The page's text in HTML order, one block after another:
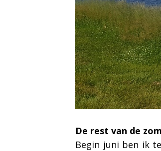
De rest van de
Begin juni ben ik